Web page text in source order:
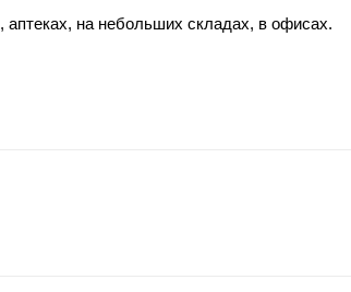
аптеках, на небольших складах, в офисах.